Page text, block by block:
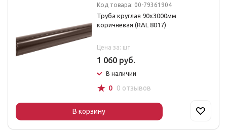
Код товара: 00-79361904
Труба круглая 90х3000мм
коричневая (RAL 8017)
Цена за: шт
1 060 руб.
В наличии
☆ 0 0 отзывов
В корзину